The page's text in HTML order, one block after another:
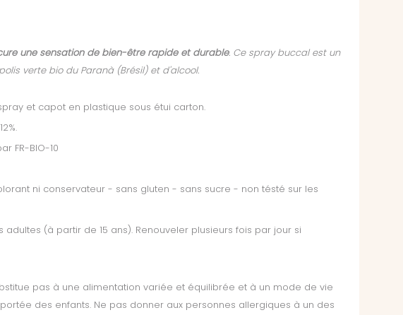
une sensation de bien-être rapide et durable. Ce spray buccal est un
verte bio du Paranà (Brésil) et d'alcool.
et capot en plastique sous étui carton.
FR-BIO-10
ni conservateur - sans gluten - sans sucre - non tésté sur les
(à partir de 15 ans). Renouveler plusieurs fois par jour si
pas à une alimentation variée et équilibrée et à un mode de vie
des enfants. Ne pas donner aux personnes allergiques à un des